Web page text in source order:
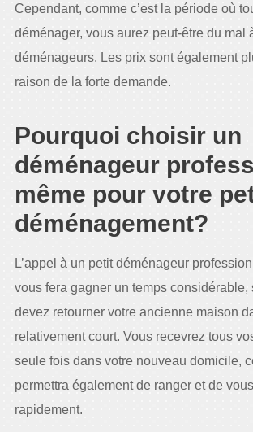
Cependant, comme c’est la période où
déménager, vous aurez peut-être du mal
déménageurs. Les prix sont également
raison de la forte demande.
Pourquoi choisir un
déménageur
même pour votre
déménagement?
L’appel à un petit déménageur
vous fera gagner un temps considérable,
devez retourner votre ancienne maison
relativement court. Vous recevrez tous
seule fois dans votre nouveau domicile,
permettra également de ranger et de
rapidement.